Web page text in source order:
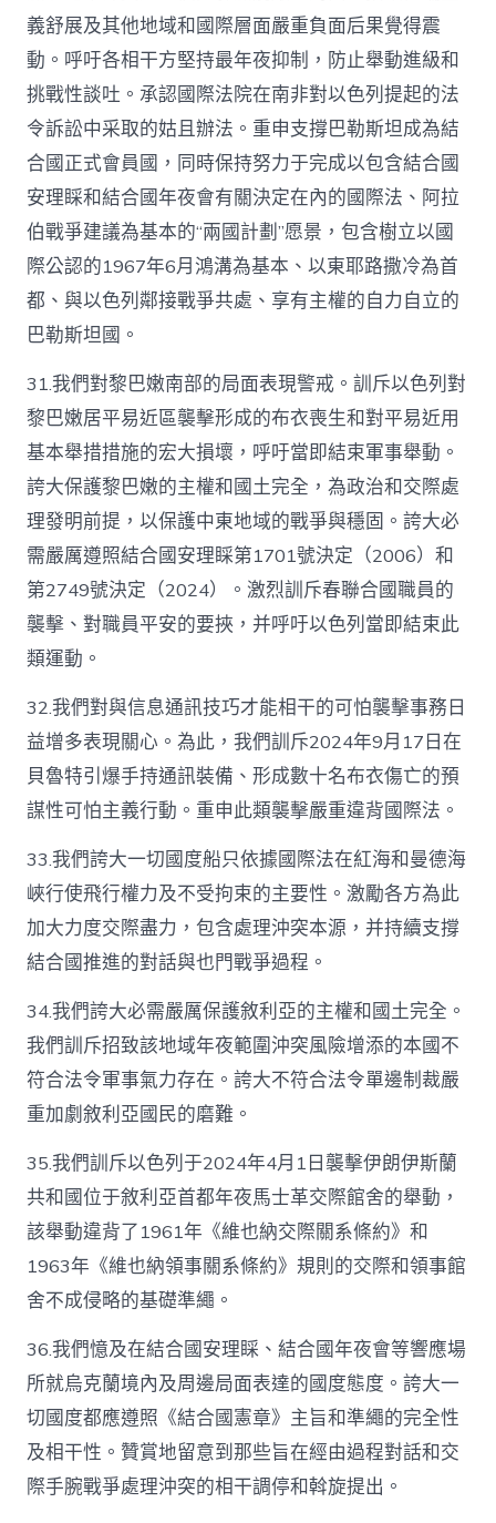
義舒展及其他地域和國際層面嚴重負面后果覺得震
動。呼吁各相干方堅持最年夜抑制，防止舉動進級和
挑戰性談吐。承認國際法院在南非對以色列提起的法
令訴訟中采取的姑且辦法。重申支撐巴勒斯坦成為結
合國正式會員國，同時保持努力于完成以包含結合國
安理睬和結合國年夜會有關決定在內的國際法、阿拉
伯戰爭建議為基本的“兩國計劃”愿景，包含樹立以國
際公認的1967年6月鴻溝為基本、以東耶路撒冷為首
都、與以色列鄰接戰爭共處、享有主權的自力自立的
巴勒斯坦國。
31.我們對黎巴嫩南部的局面表現警戒。訓斥以色列對
黎巴嫩居平易近區襲擊形成的布衣喪生和對平易近用
基本舉措措施的宏大損壞，呼吁當即結束軍事舉動。
誇大保護黎巴嫩的主權和國土完全，為政治和交際處
理發明前提，以保護中東地域的戰爭與穩固。誇大必
需嚴厲遵照結合國安理睬第1701號決定（2006）和
第2749號決定（2024）。激烈訓斥春聯合國職員的
襲擊、對職員平安的要挾，并呼吁以色列當即結束此
類運動。
32.我們對與信息通訊技巧才能相干的可怕襲擊事務日
益增多表現關心。為此，我們訓斥2024年9月17日在
貝魯特引爆手持通訊裝備、形成數十名布衣傷亡的預
謀性可怕主義行動。重申此類襲擊嚴重違背國際法。
33.我們誇大一切國度船只依據國際法在紅海和曼德海
峽行使飛行權力及不受拘束的主要性。激勵各方為此
加大力度交際盡力，包含處理沖突本源，并持續支撐
結合國推進的對話與也門戰爭過程。
34.我們誇大必需嚴厲保護敘利亞的主權和國土完全。
我們訓斥招致該地域年夜範圍沖突風險增添的本國不
符合法令軍事氣力存在。誇大不符合法令單邊制裁嚴
重加劇敘利亞國民的磨難。
35.我們訓斥以色列于2024年4月1日襲擊伊朗伊斯蘭
共和國位于敘利亞首都年夜馬士革交際館舍的舉動，
該舉動違背了1961年《維也納交際關系條約》和
1963年《維也納領事關系條約》規則的交際和領事館
舍不成侵略的基礎準繩。
36.我們憶及在結合國安理睬、結合國年夜會等響應場
所就烏克蘭境內及周邊局面表達的國度態度。誇大一
切國度都應遵照《結合國憲章》主旨和準繩的完全性
及相干性。贊賞地留意到那些旨在經由過程對話和交
際手腕戰爭處理沖突的相干調停和斡旋提出。